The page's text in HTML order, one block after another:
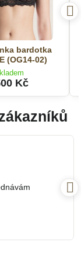
bardotka
(OG14-02)
Kč